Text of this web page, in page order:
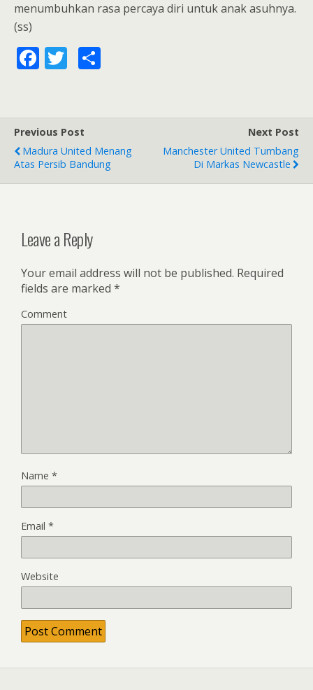
menumbuhkan rasa percaya diri untuk anak asuhnya.
(ss)
F
b
o
o
k
T
er
Previous Post
Madura United Menang
Atas Persib Bandung
Next Post
Manchester United Tumbang
Di Markas Newcastle
Leave a Reply
Your email address will not be published. Required
fields are marked *
Comment
Name *
Email *
Website